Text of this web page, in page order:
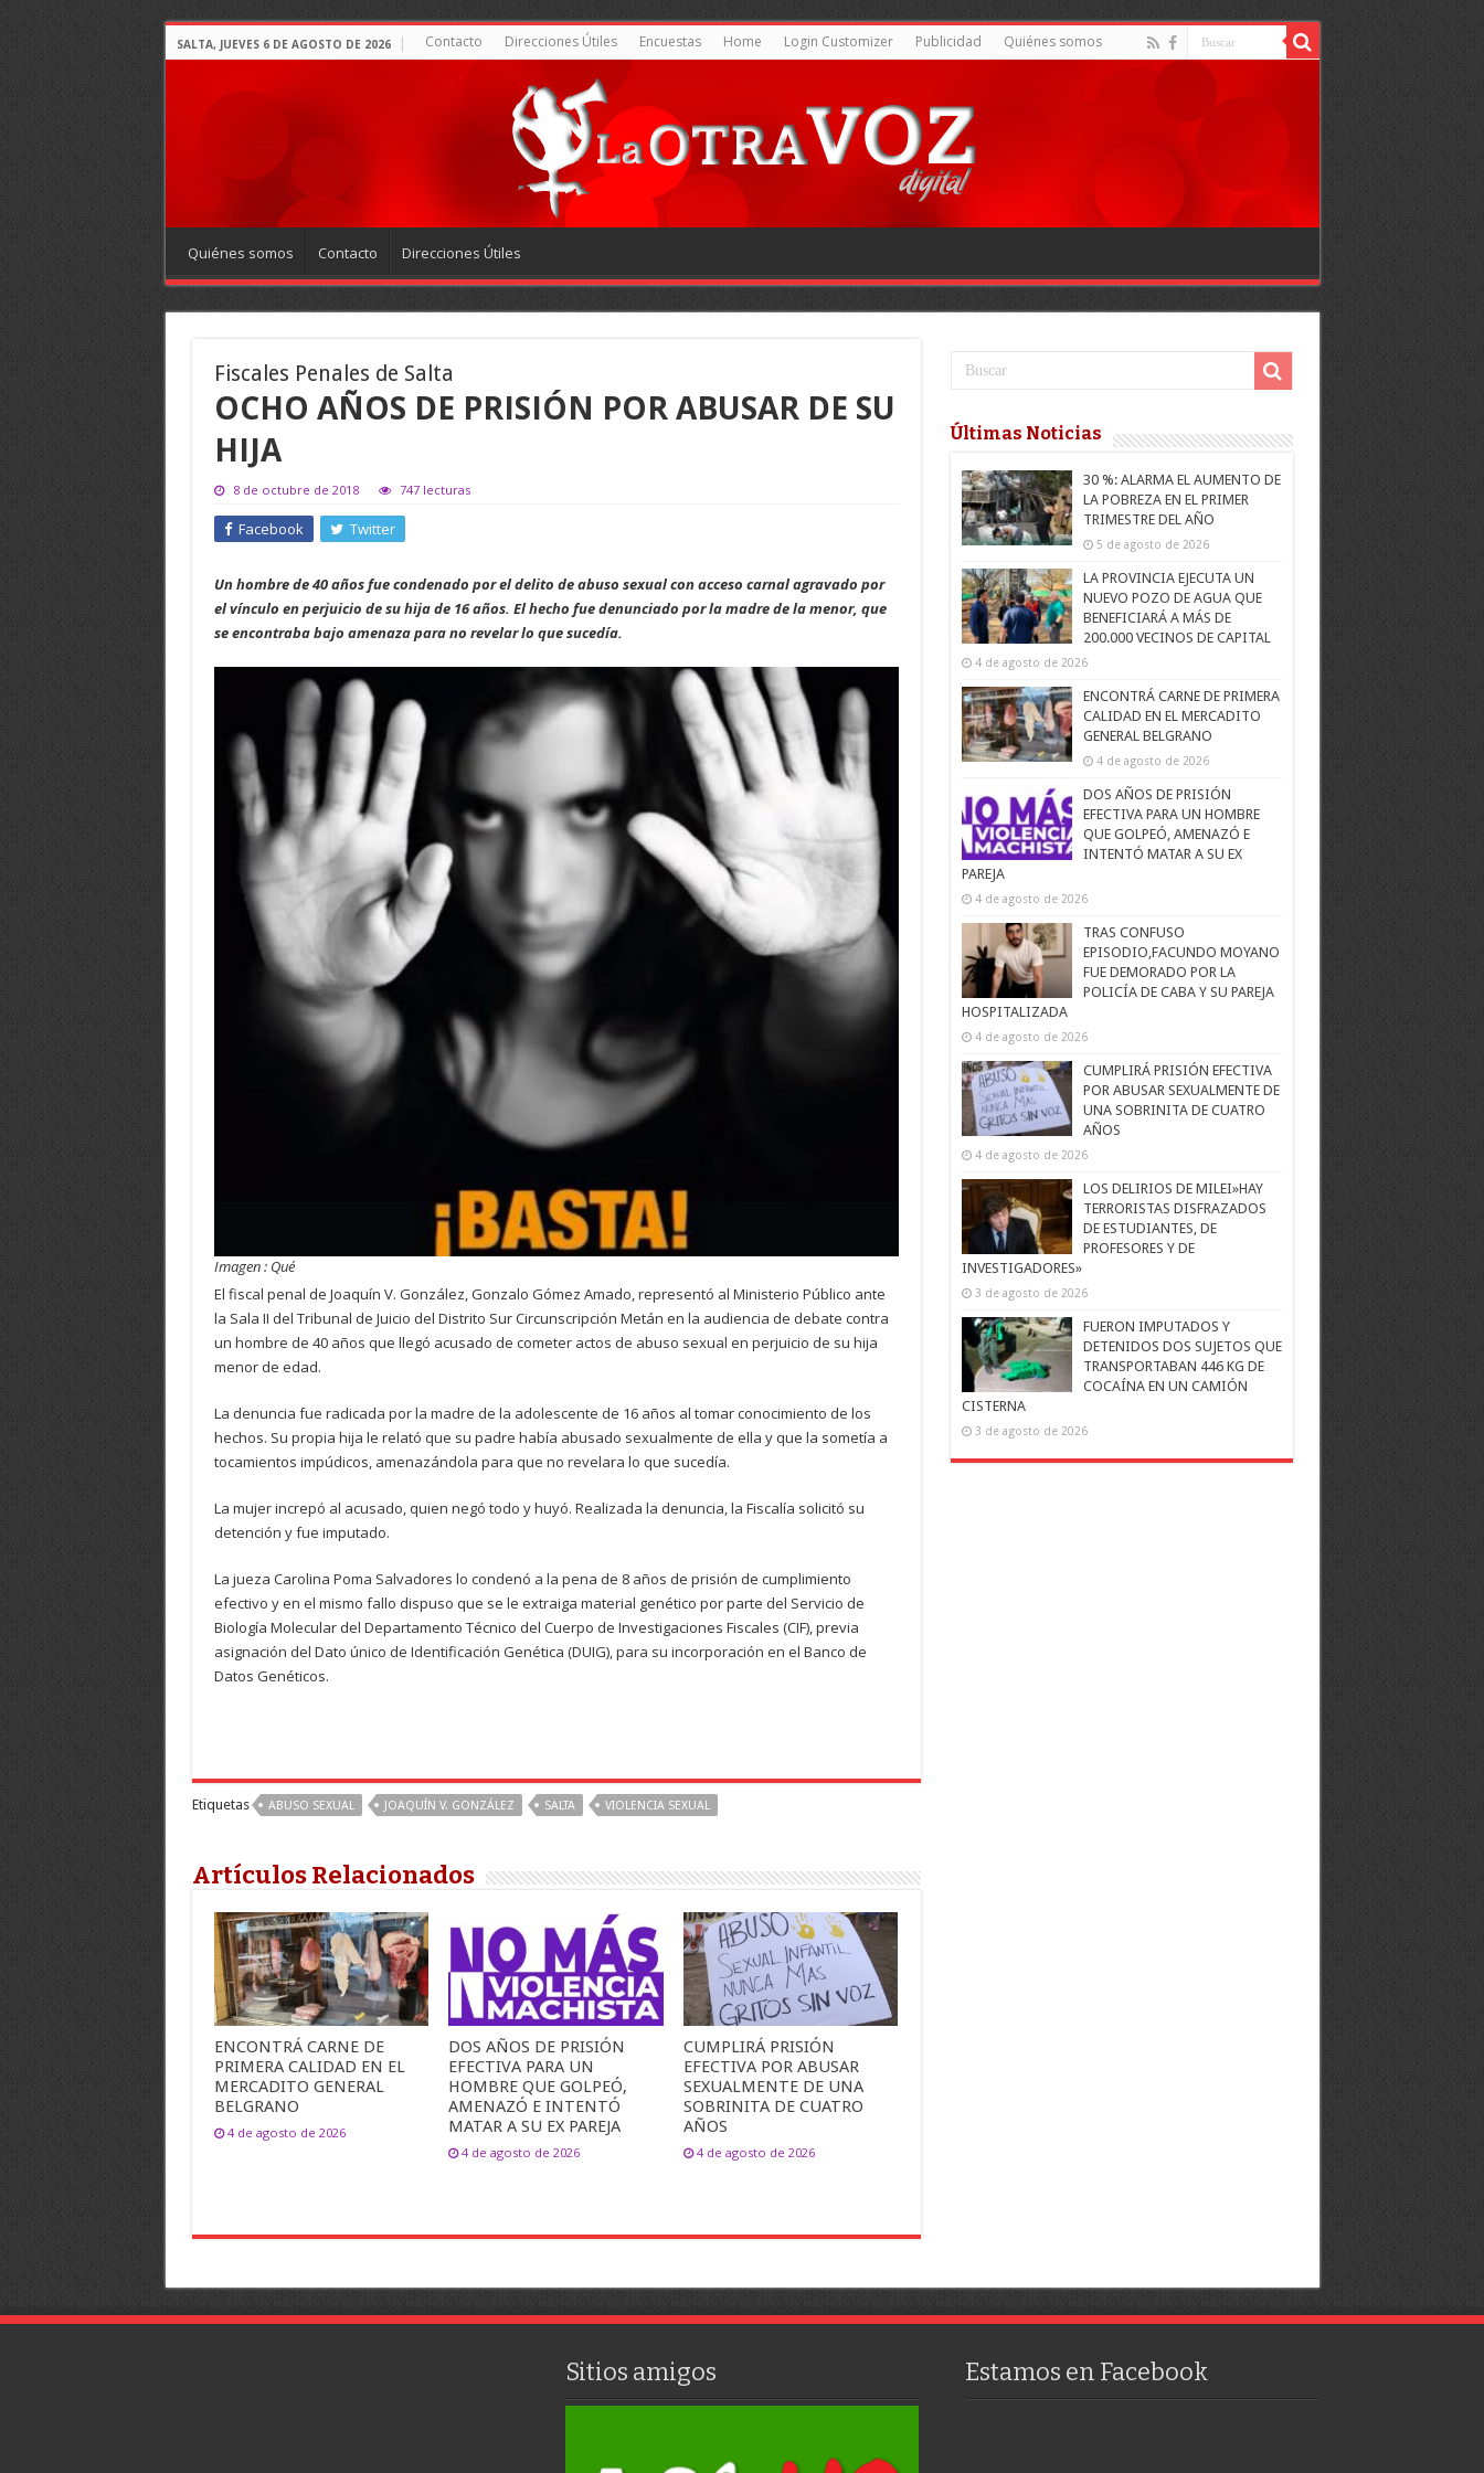
SALTA, JUEVES 6 DE AGOSTO DE 2026 Contacto Direcciones Útiles Encuestas Home Login Customizer Publicidad Quiénes somos
Quiénes somos Contacto Direcciones Útiles
Fiscales Penales de Salta
OCHO AÑOS DE PRISIÓN POR ABUSAR DE SU
HIJA
8 de octubre de 2018 747 lecturas
Facebook Twitter
Un hombre de 40 años fue condenado por el delito de abuso sexual con acceso carnal agravado por
el vínculo en perjuicio de su hija de 16 años. El hecho fue denunciado por la madre de la menor, que
se encontraba bajo amenaza para no revelar lo que sucedía.
Imagen : Qué
El fiscal penal de Joaquín V. González, Gonzalo Gómez Amado, representó al Ministerio Público ante
la Sala II del Tribunal de Juicio del Distrito Sur Circunscripción Metán en la audiencia de debate contra
un hombre de 40 años que llegó acusado de cometer actos de abuso sexual en perjuicio de su hija
menor de edad.
La denuncia fue radicada por la madre de la adolescente de 16 años al tomar conocimiento de los
hechos. Su propia hija le relató que su padre había abusado sexualmente de ella y que la sometía a
tocamientos impúdicos, amenazándola para que no revelara lo que sucedía.
La mujer increpó al acusado, quien negó todo y huyó. Realizada la denuncia, la Fiscalía solicitó su
detención y fue imputado.
La jueza Carolina Poma Salvadores lo condenó a la pena de 8 años de prisión de cumplimiento
efectivo y en el mismo fallo dispuso que se le extraiga material genético por parte del Servicio de
Biología Molecular del Departamento Técnico del Cuerpo de Investigaciones Fiscales (CIF), previa
asignación del Dato único de Identificación Genética (DUIG), para su incorporación en el Banco de
Datos Genéticos.
Etiquetas ABUSO SEXUAL JOAQUÍN V. GONZÁLEZ SALTA VIOLENCIA SEXUAL
Artículos Relacionados
ENCONTRÁ CARNE DE
PRIMERA CALIDAD EN EL
MERCADITO GENERAL
BELGRANO
4 de agosto de 2026
DOS AÑOS DE PRISIÓN
EFECTIVA PARA UN
HOMBRE QUE GOLPEÓ,
AMENAZÓ E INTENTÓ
MATAR A SU EX PAREJA
4 de agosto de 2026
CUMPLIRÁ PRISIÓN
EFECTIVA POR ABUSAR
SEXUALMENTE DE UNA
SOBRINITA DE CUATRO
AÑOS
4 de agosto de 2026
Últimas Noticias
30 %: ALARMA EL AUMENTO DE
LA POBREZA EN EL PRIMER
TRIMESTRE DEL AÑO
5 de agosto de 2026
LA PROVINCIA EJECUTA UN
NUEVO POZO DE AGUA QUE
BENEFICIARÁ A MÁS DE
200.000 VECINOS DE CAPITAL
4 de agosto de 2026
ENCONTRÁ CARNE DE PRIMERA
CALIDAD EN EL MERCADITO
GENERAL BELGRANO
4 de agosto de 2026
DOS AÑOS DE PRISIÓN
EFECTIVA PARA UN HOMBRE
QUE GOLPEÓ, AMENAZÓ E
INTENTÓ MATAR A SU EX
PAREJA
4 de agosto de 2026
TRAS CONFUSO
EPISODIO,FACUNDO MOYANO
FUE DEMORADO POR LA
POLICÍA DE CABA Y SU PAREJA
HOSPITALIZADA
4 de agosto de 2026
CUMPLIRÁ PRISIÓN EFECTIVA
POR ABUSAR SEXUALMENTE DE
UNA SOBRINITA DE CUATRO
AÑOS
4 de agosto de 2026
LOS DELIRIOS DE MILEI»HAY
TERRORISTAS DISFRAZADOS
DE ESTUDIANTES, DE
PROFESORES Y DE
INVESTIGADORES»
3 de agosto de 2026
FUERON IMPUTADOS Y
DETENIDOS DOS SUJETOS QUE
TRANSPORTABAN 446 KG DE
COCAÍNA EN UN CAMIÓN
CISTERNA
3 de agosto de 2026
Sitios amigos Estamos en Facebook